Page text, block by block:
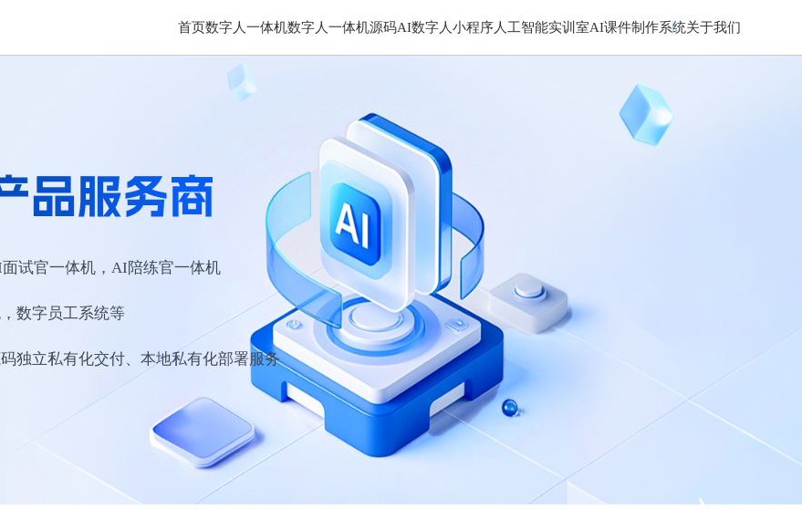
首页数字人一体机数字人一体机源码AI数字人小程序人工智能实训室AI课件制作系统关于我们
试官一体机，AI陪练官一体机
数字员工系统等
独立私有化交付、本地私有化部署服务